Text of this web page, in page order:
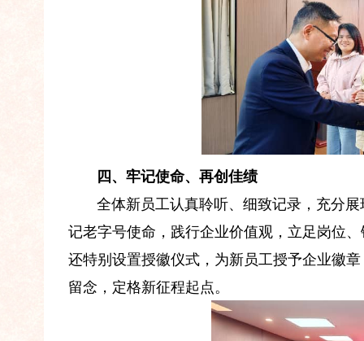
四、牢记使命、再创佳绩
全体新员工认真聆听、细致记录，充分
记老字号使命，践行企业价值观，立足岗位
还特别设置授徽仪式，为新员工授予企业徽
留念，定格新征程起点。